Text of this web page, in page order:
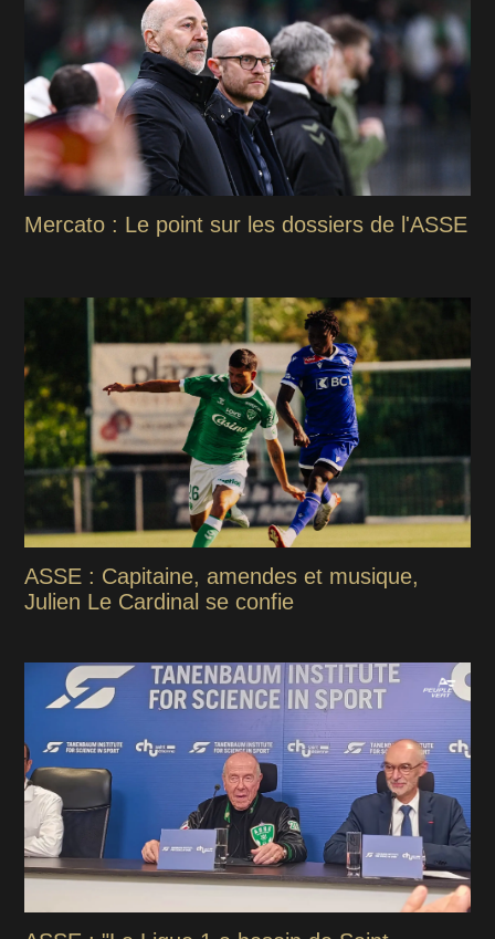
Mercato : Le point sur les dossiers de l'ASSE
ASSE : Capitaine, amendes et musique,
Julien Le Cardinal se confie